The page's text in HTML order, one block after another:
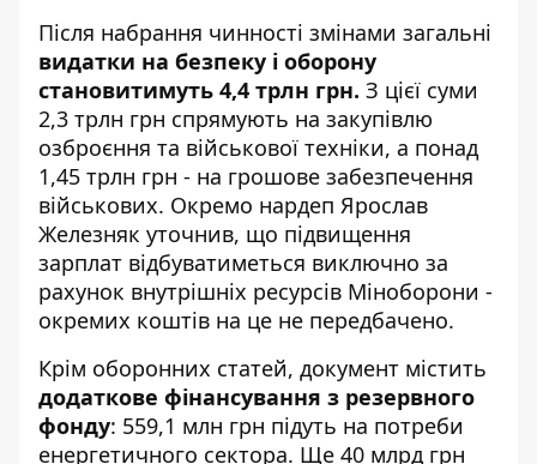
Після набрання чинності змінами загальні
видатки на безпеку і оборону
становитимуть 4,4 трлн грн. З цієї суми
2,3 трлн грн спрямують на закупівлю
озброєння та військової техніки, а понад
1,45 трлн грн - на грошове забезпечення
військових. Окремо нардеп Ярослав
Железняк уточнив, що підвищення
зарплат відбуватиметься виключно за
рахунок внутрішніх ресурсів Міноборони -
окремих коштів на це не передбачено.
Крім оборонних статей, документ містить
додаткове фінансування з резервного
фонду: 559,1 млн грн підуть на потреби
енергетичного сектора. Ще 40 млрд грн